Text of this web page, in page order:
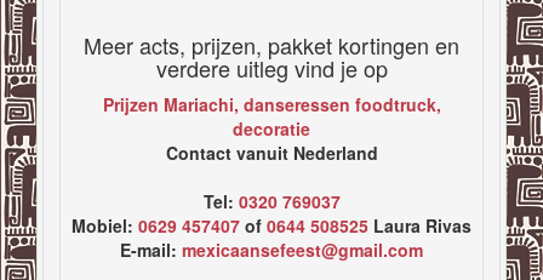
Meer acts, prijzen, pakket kortingen en
verdere uitleg vind je op
Prijzen Mariachi, danseressen foodtruck,
decoratie
Contact vanuit Nederland
Tel: 0320 769037
Mobiel: 0629 457407 of 0644 508525 Laura Rivas
E-mail: mexicaansefeest@gmail.com